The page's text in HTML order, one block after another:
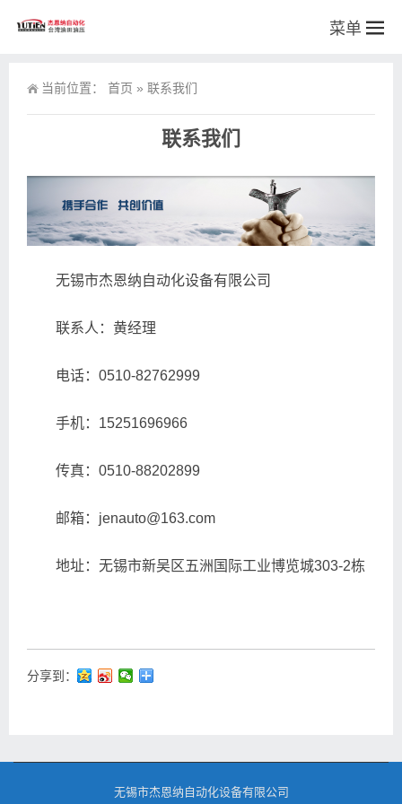
菜单
当前位置： 首页 » 联系我们
联系我们
无锡市杰恩纳自动化设备有限公司
联系人：黄经理
电话：0510-82762999
手机：15251696966
传真：0510-88202899
邮箱：jenauto@163.com
地址：无锡市新吴区五洲国际工业博览城303-2栋
分享到：
无锡市杰恩纳自动化设备有限公司